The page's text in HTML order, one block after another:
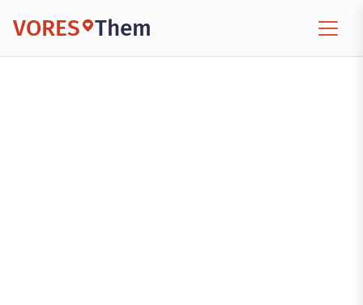
VORES Them